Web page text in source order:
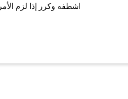
اشطفه وكرر إذا لزم الأمر